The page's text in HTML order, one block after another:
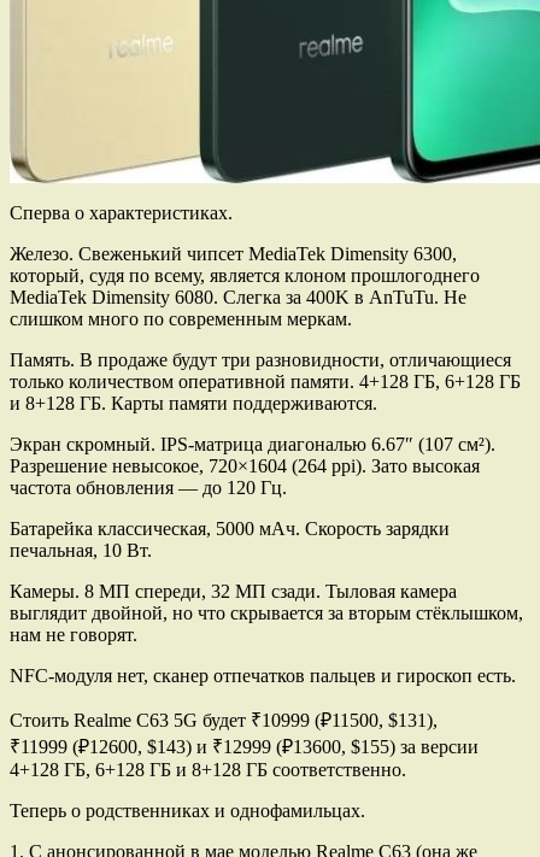
Сперва о характеристиках.
Железо. Свеженький чипсет MediaTek Dimensity 6300,
который, судя по всему, является клоном прошлогоднего
MediaTek Dimensity 6080. Слегка за 400K в AnTuTu. Не
слишком много по современным меркам.
Память. В продаже будут три разновидности, отличающиеся
только количеством оперативной памяти. 4+128 ГБ, 6+128 ГБ
и 8+128 ГБ. Карты памяти поддерживаются.
Экран скромный. IPS-матрица диагональю 6.67″ (107 см²).
Разрешение невысокое, 720×1604 (264 ppi). Зато высокая
частота обновления — до 120 Гц.
Батарейка классическая, 5000 мАч. Скорость зарядки
печальная, 10 Вт.
Камеры. 8 МП спереди, 32 МП сзади. Тыловая камера
выглядит двойной, но что скрывается за вторым стёклышком,
нам не говорят.
NFC-модуля нет, сканер отпечатков пальцев и гироскоп есть.
Стоить Realme C63 5G будет ₹10999 (₽11500, $131),
₹11999 (₽12600, $143) и ₹12999 (₽13600, $155) за версии
4+128 ГБ, 6+128 ГБ и 8+128 ГБ соответственно.
Теперь о родственниках и однофамильцах.
1. С анонсированной в мае моделью Realme C63 (она же